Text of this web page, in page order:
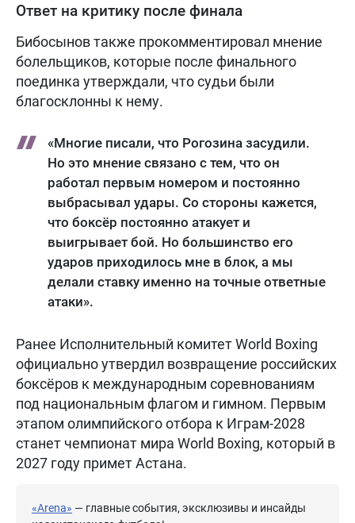
Ответ на критику после финала
Бибосынов также прокомментировал мнение
болельщиков, которые после финального
поединка утверждали, что судьи были
благосклонны к нему.
«Многие писали, что Рогозина засудили.
Но это мнение связано с тем, что он
работал первым номером и постоянно
выбрасывал удары. Со стороны кажется,
что боксёр постоянно атакует и
выигрывает бой. Но большинство его
ударов приходилось мне в блок, а мы
делали ставку именно на точные ответные
атаки».
Ранее Исполнительный комитет World Boxing
официально утвердил возвращение российских
боксёров к международным соревнованиям
под национальным флагом и гимном. Первым
этапом олимпийского отбора к Играм-2028
станет чемпионат мира World Boxing, который в
2027 году примет Астана.
«Arena» — главные события, эксклюзивы и инсайды